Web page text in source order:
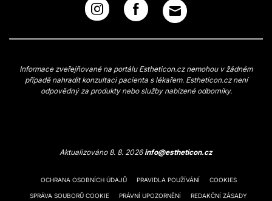
Informace zveřejňované na portálu Estheticon.cz nemohou v žádném
případě nahradit konzultaci pacienta s lékařem. Estheticon.cz není
odpovědný za produkty nebo služby nabízené odborníky.
Aktualizováno 8. 8. 2026info@estheticon.cz
OCHRANA OSOBNÍCH ÚDAJŮ PRAVIDLA POUŽÍVÁNÍ COOKIES
SPRÁVA SOUBORŮ COOKIE PRÁVNÍ UPOZORNĚNÍ REDAKČNÍ ZÁSADY